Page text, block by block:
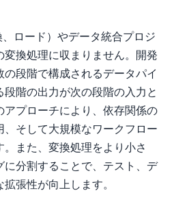
ロード）やデータ統合プロジ
変換処理に収まりません。開発
段階で構成されるデータパイ
階の出力が次の段階の入力と
アプローチにより、依存関係の
そして大規模なワークフロー
また、変換処理をより小さ
に分割することで、テスト、デ
張性が向上します。